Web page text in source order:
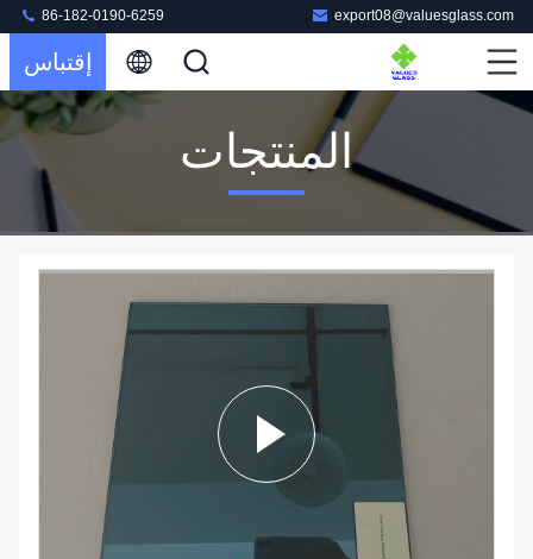
export08@valuesglass.com
86-182-0190-6259
إقتباس
المنتجات